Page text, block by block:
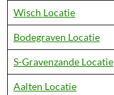
Wisch Locatie
Bodegraven Locatie
S-Gravenzande Locatie
Aalten Locatie